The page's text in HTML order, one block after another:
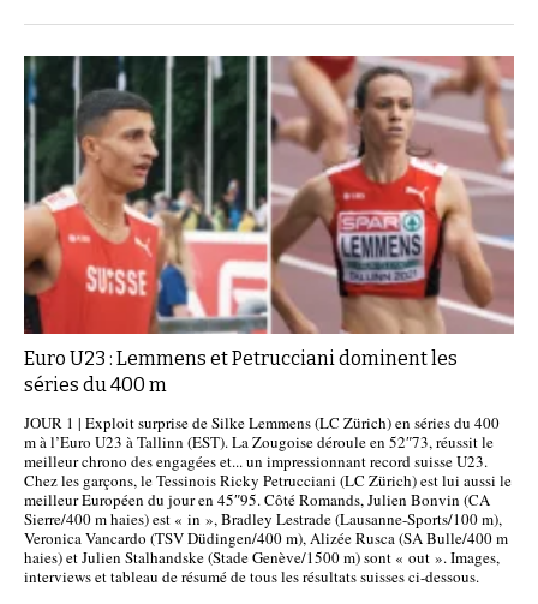
Euro U23 : Lemmens et Petrucciani dominent les
séries du 400 m
JOUR 1 | Exploit surprise de Silke Lemmens (LC Zürich) en séries du 400
m à l’Euro U23 à Tallinn (EST). La Zougoise déroule en 52″73, réussit le
meilleur chrono des engagées et... un impressionnant record suisse U23.
Chez les garçons, le Tessinois Ricky Petrucciani (LC Zürich) est lui aussi le
meilleur Européen du jour en 45″95. Côté Romands, Julien Bonvin (CA
Sierre/400 m haies) est « in », Bradley Lestrade (Lausanne-Sports/100 m),
Veronica Vancardo (TSV Düdingen/400 m), Alizée Rusca (SA Bulle/400 m
haies) et Julien Stalhandske (Stade Genève/1500 m) sont « out ». Images,
interviews et tableau de résumé de tous les résultats suisses ci-dessous.